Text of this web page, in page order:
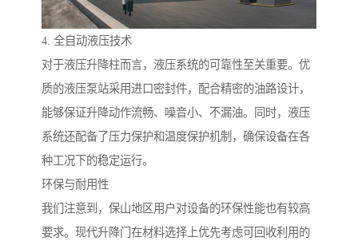
4. 全自动液压技术
对于液压升降柱而言，液压系统的可靠性至关重要。优
质的液压泵站采用进口密封件，配合精密的油路设计，
能够保证升降动作流畅、噪音小、不漏油。同时，液压
系统还配备了压力保护和温度保护机制，确保设备在各
种工况下的稳定运行。
环保与耐用性
我们注意到，保山地区用户对设备的环保性能也有较高
要求。现代升降门在材料选择上优先考虑可回收利用的